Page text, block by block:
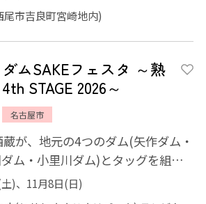
市吉良町宮崎地内)
ダムSAKEフェスタ ～熟
4th STAGE 2026～
名古屋市
が、地元の4つのダム(矢作ダム・
ム・小里川ダム)とタッグを組
トしたプロジェクト。今年も...
)、11月8日(日)